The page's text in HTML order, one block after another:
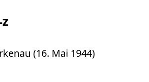
(16. Mai 1944)